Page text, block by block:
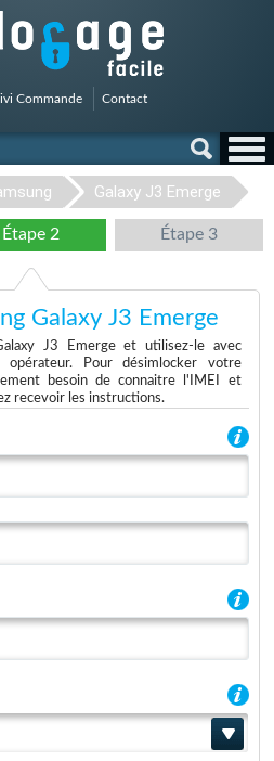
Commande Contact
Galaxy J3 Emerge
Étape 2 Étape 3
Galaxy J3 Emerge
J3 Emerge et utilisez-le avec
Pour désimlocker votre
besoin de connaitre l'IMEI et
recevoir les instructions.